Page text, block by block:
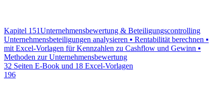
Kapitel 151Unternehmensbewertung & Beteiligungscontrolling
Unternehmensbeteiligungen analysieren ▪ Rentabilität berechnen ▪
mit Excel-Vorlagen für Kennzahlen zu Cashflow und Gewinn ▪
Methoden zur Unternehmensbewertung
32 Seiten E-Book und 18 Excel-Vorlagen
196